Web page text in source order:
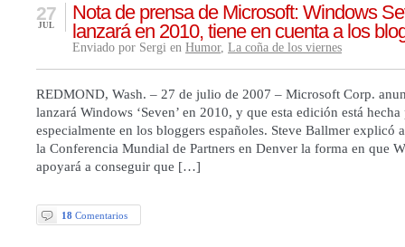
Nota de prensa de Microsoft: Windows
lanzará en 2010, tiene en cuenta a los
27
JUL
Enviado por Sergi en Humor, La coña de los viernes
REDMOND, Wash. – 27 de julio de 2007 – Microsoft Corp.
lanzará Windows ‘Seven’ en 2010, y que esta edición está hecha
especialmente en los bloggers españoles. Steve Ballmer explicó
la Conferencia Mundial de Partners en Denver la forma en que
apoyará a conseguir que […]
18 Comentarios